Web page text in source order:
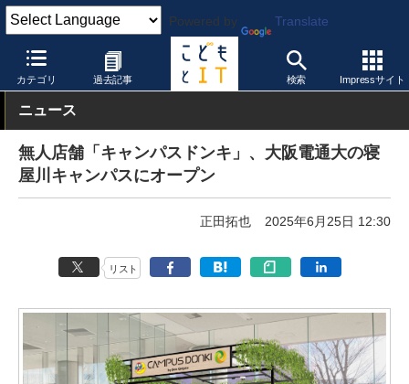
Powered by Translate
カテゴリ 過去記事 検索 Impressサイト
こどもとIT 校種 大学・短大・専門学校
ニュース
無人店舗「キャンパスドンキ」、大阪電通大の寝
屋川キャンパスにオープン
正田拓也 2025年6月25日 12:30
リスト